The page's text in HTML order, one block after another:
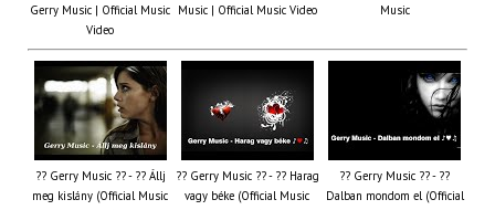
Gerry Music | Official Music
Video
Music | Official Music Video
Music
?? Gerry Music ?? - ?? Állj
meg kislány (Official Music
?? Gerry Music ?? - ?? Harag
vagy béke (Official Music
?? Gerry Music ?? - ??
Dalban mondom el (Official